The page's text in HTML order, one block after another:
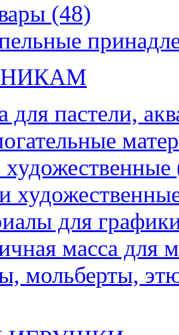
(48)
для пастели,
для
масса для
мольберты,